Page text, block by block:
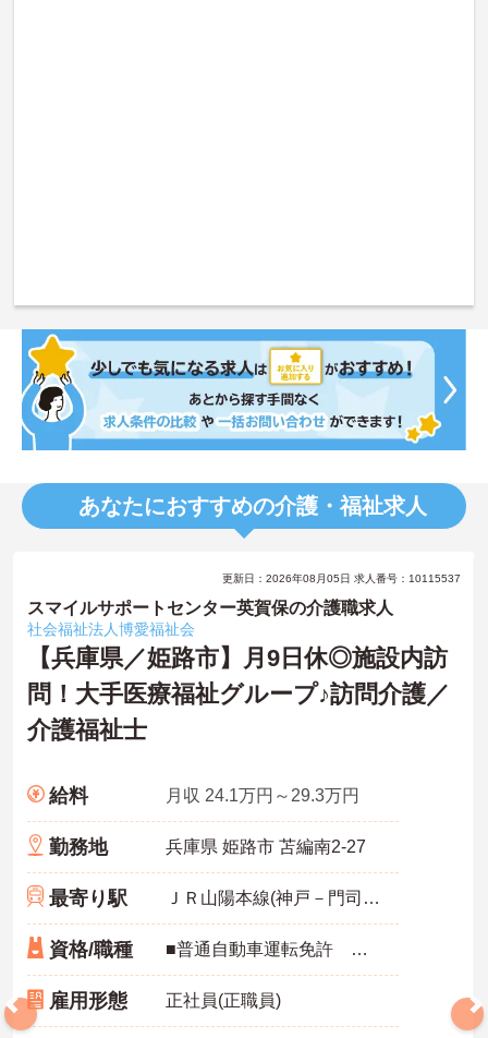
あなたにおすすめの介護・福祉求人
更新日：2026年08月05日 求人番号：10115537
スマイルサポートセンター英賀保の介護職求人
社会福祉法人博愛福祉会
【兵庫県／姫路市】月9日休◎施設内訪
問！大手医療福祉グループ♪訪問介護／
介護福祉士
給料 月収 24.1万円～29.3万円
勤務地 兵庫県 姫路市 苫編南2-27
最寄り駅 ＪＲ山陽本線(神戸－門司)「英賀保駅」徒歩9分
資格/職種 ■普通自動車運転免許 必須
雇用形態 正社員(正職員)